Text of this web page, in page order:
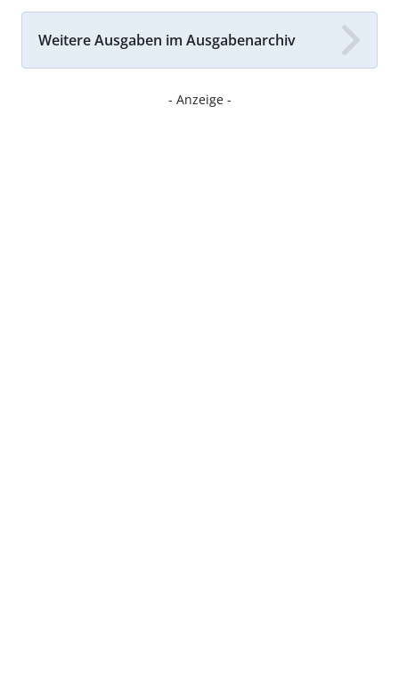
Weitere Ausgaben im Ausgabenarchiv
- Anzeige -